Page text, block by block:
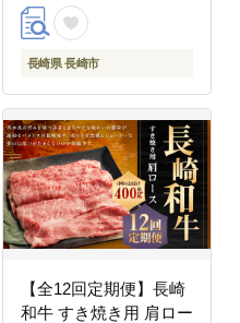
長崎県 長崎市
【全12回定期便】長崎
和牛 すき焼き用 肩ロー